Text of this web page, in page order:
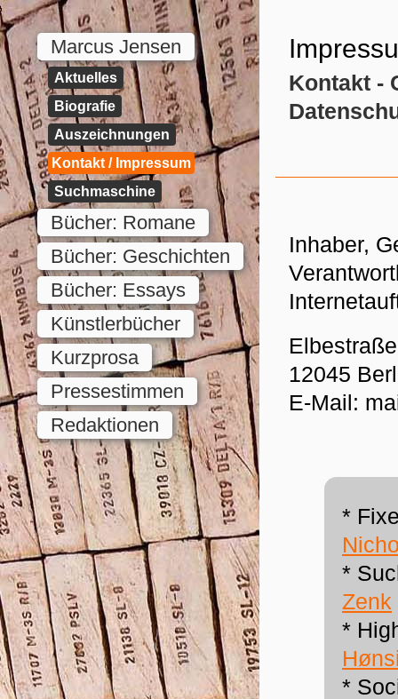
Kontakt -
Inhaber,
12045
E-Mail:
*
*
Zenk
*
*
Marcus Jensen
Aktuelles
Biografie
Auszeichnungen
Kontakt / Impressum
Suchmaschine
Bücher: Romane
Bücher: Geschichten
Bücher: Essays
Künstlerbücher
Kurzprosa
Pressestimmen
Redaktionen